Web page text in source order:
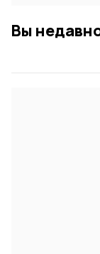
Вы